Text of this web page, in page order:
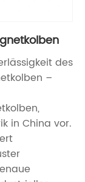
des
–
in China vor.